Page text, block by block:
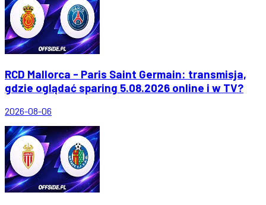
RCD Mallorca - Paris Saint Germain: transmisja,
gdzie oglądać sparing 5.08.2026 online i w TV?
2026-08-06